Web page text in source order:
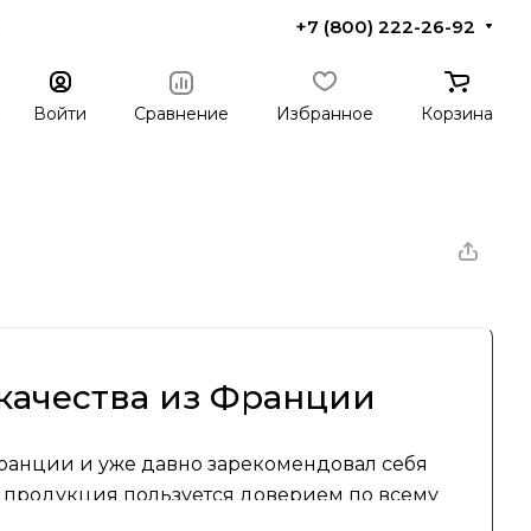
+7 (800) 222-26-92
Войти Сравнение Избранное Корзина
из Франции
и уже давно зарекомендовал себя
пользуется доверием по всему
В основе философии Rowenta